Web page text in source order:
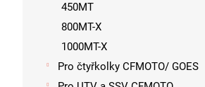
450MT
800MT-X
1000MT-X
Pro čtyřkolky CFMOTO/ GOES